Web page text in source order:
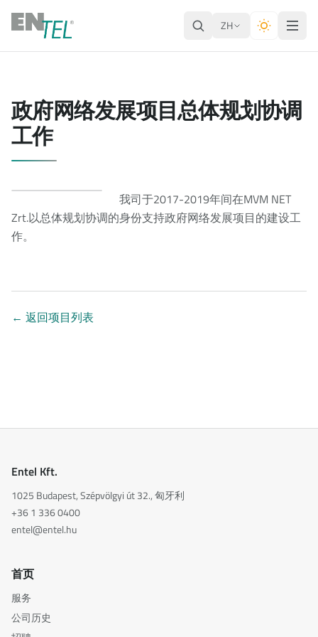
ZH
政府网络发展项目总体规划协调
工作
我司于2017-2019年间在MVM NET
Zrt.以总体规划协调的身份支持政府网络发展项目的建设工
作。
← 返回项目列表
Entel Kft.
1025 Budapest, Szépvölgyi út 32., 匈牙利
+36 1 336 0400
entel@entel.hu
首页
服务
公司历史